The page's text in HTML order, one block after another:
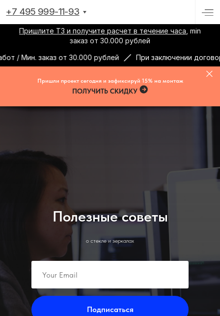
Пришлите ТЗ и получите расчет в течение часа , min
заказ от 30.000 рублей
заказ от 30.000 рублей
При заключении договора в
+7 495 999-11-93
Пришли проект сегодня и зафиксируй 15% на монтаж
ПОЛУЧИТЬ СКИДКУ
Полезные советы
о стекле и зеркалах
Подписаться